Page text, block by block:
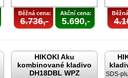
Běžná cena:
6.736,-
Akční cena:
5.690,-
HIKOKI Aku
kombinované kladivo
DH18DBL WPZ
SDS-